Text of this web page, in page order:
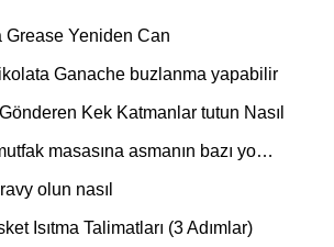
Grease Yeniden Can
Ganache buzlanma yapabilir
Kek Katmanlar tutun Nasıl
masasına asmanın bazı yo…
olun nasıl
Isıtma Talimatları (3 Adımlar)